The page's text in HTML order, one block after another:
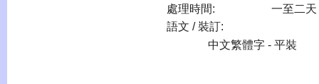
處理時間:
一至二天
語文 / 裝訂:
中文繁體字 - 平裝